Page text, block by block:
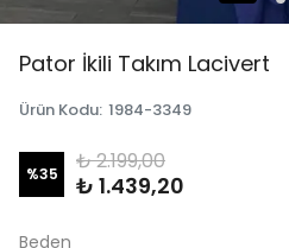
Pator İkili Takım Lacivert
Ürün Kodu: 1984-3349
%35 ₺ 2.199,00
₺ 1.439,20
Beden